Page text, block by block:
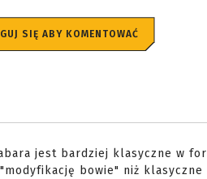
SIĘ ABY KOMENTOWAĆ
jest bardziej klasyczne w
bowie" niż klasyczne